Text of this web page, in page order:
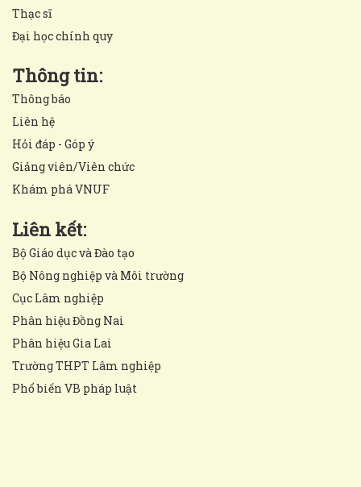
Thạc sĩ
Đại học chính quy
Thông tin:
Thông báo
Liên hệ
Hỏi đáp - Góp ý
Giảng viên/Viên chức
Khám phá VNUF
Liên kết:
Bộ Giáo dục và Đào tạo
Bộ Nông nghiệp và Môi trường
Cục Lâm nghiệp
Phân hiệu Đồng Nai
Phân hiệu Gia Lai
Trường THPT Lâm nghiệp
Phổ biến VB pháp luật